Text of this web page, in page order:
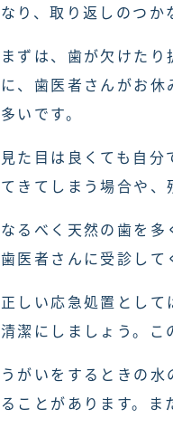
なり、取り返しのつか
まずは、歯が欠けた
に、歯医者さんがお
多いです。
見た目は良くても自
てきてしまう場合や、
なるべく天然の歯を多
歯医者さんに受診して
正しい応急処置とし
清潔にしましょう。こ
うがいをするときの
ることがあります。ま